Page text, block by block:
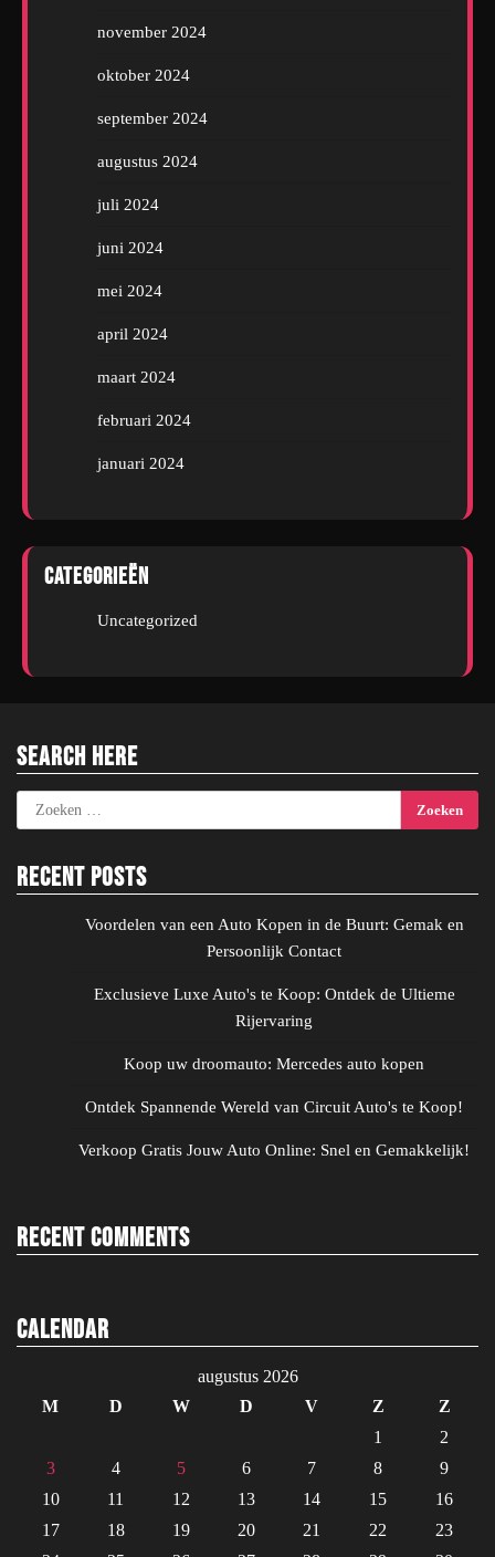
november 2024
oktober 2024
september 2024
augustus 2024
juli 2024
juni 2024
mei 2024
april 2024
maart 2024
februari 2024
januari 2024
Categorieën
Uncategorized
Search Here
Zoeken
naar:
Recent Posts
Voordelen van een Auto Kopen in de Buurt: Gemak en
Persoonlijk Contact
Exclusieve Luxe Auto's te Koop: Ontdek de Ultieme
Rijervaring
Koop uw droomauto: Mercedes auto kopen
Ontdek Spannende Wereld van Circuit Auto's te Koop!
Verkoop Gratis Jouw Auto Online: Snel en Gemakkelijk!
Recent Comments
Calendar
augustus 2026
M
D W D V Z
Z
1
2
3
4 5 6 7 8
9
10
11 12 13 14 15
16
17
18 19 20 21 22
23